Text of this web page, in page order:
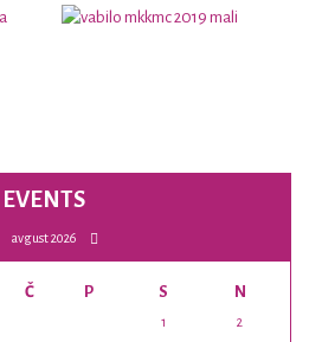
EVENTS
avgust 2026
Č P S N
1 2